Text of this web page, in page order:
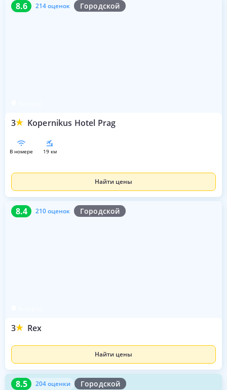
8.6 214 оценок Городской
3 Kopernikus Hotel Prag
в номере 19 км
Найти цены
8.4 210 оценок Городской
3 Rex
8.4 210 оценок
Найти цены
8.5 204 оценки Городской
8.5 204 оценки